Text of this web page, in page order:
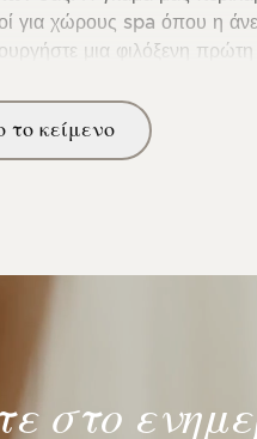
για χώρους spa όπου η
μια φιλόξενη
ντουλάπες για
και άνετα κρεβάτια για
και χώροι lounge
να είναι μέρος της
κείμενο
στο